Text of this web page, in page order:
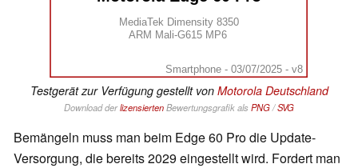
MediaTek Dimensity 8350
ARM Mali-G615 MP6
Smartphone - 03/07/2025 - v8
Testgerät zur Verfügung gestellt von Motorola Deutschland
Download derlizensiertenBewertungsgrafik als PNG/SVG
Bemängeln muss man beim Edge 60 Pro die Update-
Versorgung, die bereits 2029 eingestellt wird. Fordert man